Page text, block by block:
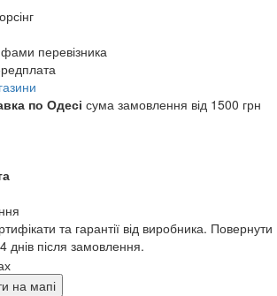
перевізника
по Одесі сума замовлення від 1500 грн
та гарантії від виробника. Повернути
днів після замовлення.
на мапі